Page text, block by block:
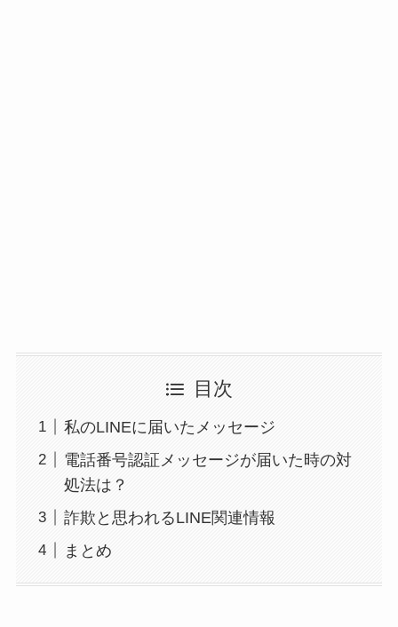
目次
私のLINEに届いたメッセージ
電話番号認証メッセージが届いた時の対
処法は？
詐欺と思われるLINE関連情報
まとめ